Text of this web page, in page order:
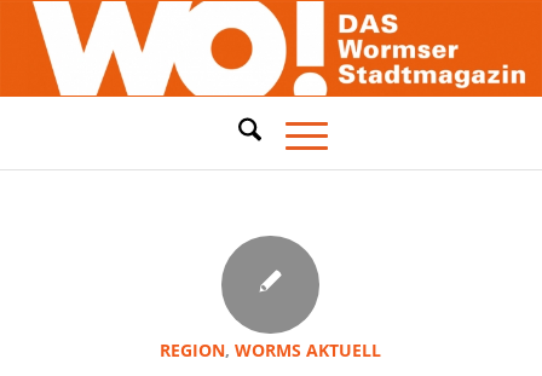
REGION,WORMS AKTUELL